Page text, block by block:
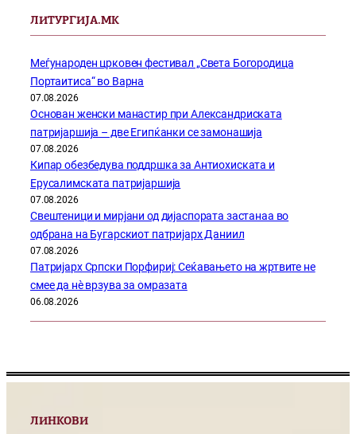
ЛИТУРГИЈА.МК
Меѓународен црковен фестивал „Света Богородица
Портаитиса“ во Варна
07.08.2026
Основан женски манастир при Александриската
патријаршија – две Египќанки се замонашија
07.08.2026
Кипар обезбедува поддршка за Антиохиската и
Ерусалимската патријаршија
07.08.2026
Свештеници и мирјани од дијаспората застанаа во
одбрана на Бугарскиот патријарх Даниил
07.08.2026
Патријарх Српски Порфириј: Сеќавањето на жртвите не
смее да нѐ врзува за омразата
06.08.2026
ЛИНКОВИ